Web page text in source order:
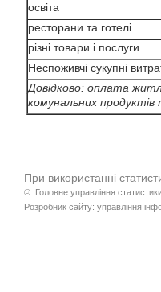
освіта
ресторани та готелі
різні товари і послуги
Неспоживчі сукупні
Довідково: оплата
комунальних продуктів
При використанні
© Головне управління
Розробник сайту: управління